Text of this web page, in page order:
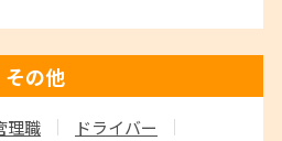
その他
理職
ドライバー